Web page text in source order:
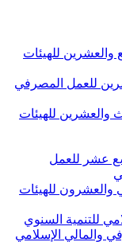
والعشرين للهيئات
للعمل المصرفي
والعشرين للهيئات
عشر للعمل
والعشرون للهيئات
للتنمية السنوي
والمالي الإسلامي